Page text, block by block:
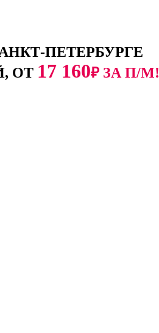
ПЕТЕРБУРГЕ
ОТ 17 160₽ ЗА П/М!